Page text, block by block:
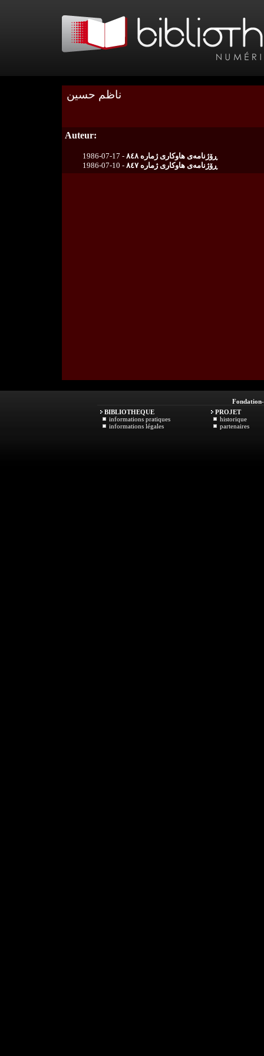
ناظم حسین
Auteur:
1986-07-17 -
ڕۆژنامەی هاوکاری ژمارە ٨٤٨
1986-07-10 -
ڕۆژنامەی هاوکاری ژمارە ٨٤٧
Fondation
BIBLIOTHEQUE
informations pratiques
informations légales
PROJET
historique
partenaires